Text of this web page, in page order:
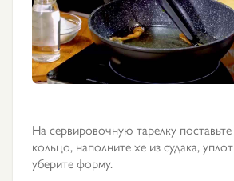
На сервировочную тарелку
кольцо, наполните хе из судака,
уберите форму.